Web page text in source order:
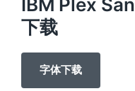
IBM Plex
下载
字体下载